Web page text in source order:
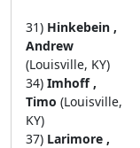
31) Hinkebein ,
Andrew
(Louisville, KY)
34) Imhoff ,
Timo (Louisville,
KY)
37) Larimore ,